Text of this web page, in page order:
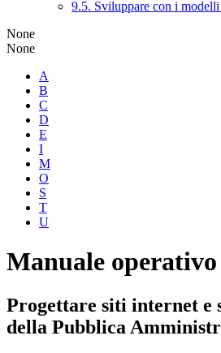
9.5. Sviluppare con i
None
None
A
B
C
D
E
I
M
O
S
T
U
Manuale
Progettare siti internet e
della Pubblica